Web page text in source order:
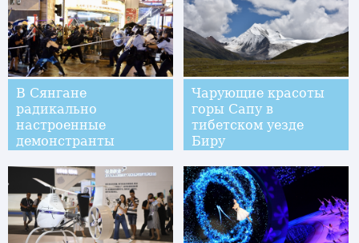
В Сянгане
радикально
настроенные
демонстранты
Чарующие красоты
горы Сапу в
тибетском уезде
Биру